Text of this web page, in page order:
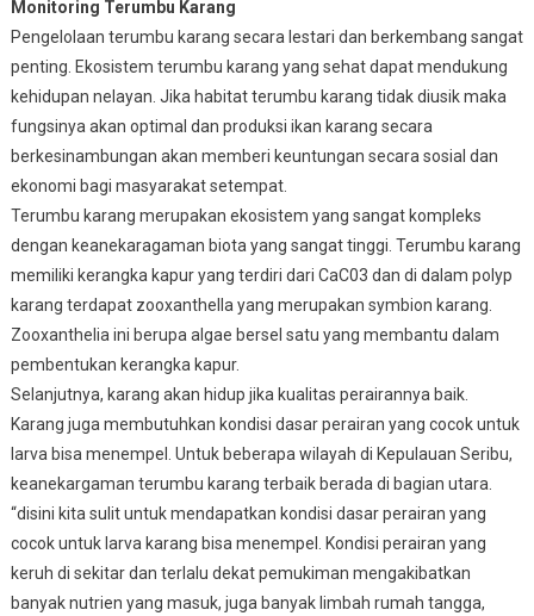
Monitoring Terumbu Karang
Pengelolaan terumbu karang secara lestari dan berkembang sangat
penting. Ekosistem terumbu karang yang sehat dapat mendukung
kehidupan nelayan. Jika habitat terumbu karang tidak diusik maka
fungsinya akan optimal dan produksi ikan karang secara
berkesinambungan akan memberi keuntungan secara sosial dan
ekonomi bagi masyarakat setempat.
Terumbu karang merupakan ekosistem yang sangat kompleks
dengan keanekaragaman biota yang sangat tinggi. Terumbu karang
memiliki kerangka kapur yang terdiri dari CaC03 dan di dalam polyp
karang terdapat zooxanthella yang merupakan symbion karang.
Zooxanthelia ini berupa algae bersel satu yang membantu dalam
pembentukan kerangka kapur.
Selanjutnya, karang akan hidup jika kualitas perairannya baik.
Karang juga membutuhkan kondisi dasar perairan yang cocok untuk
larva bisa menempel. Untuk beberapa wilayah di Kepulauan Seribu,
keanekargaman terumbu karang terbaik berada di bagian utara.
“disini kita sulit untuk mendapatkan kondisi dasar perairan yang
cocok untuk larva karang bisa menempel. Kondisi perairan yang
keruh di sekitar dan terlalu dekat pemukiman mengakibatkan
banyak nutrien yang masuk, juga banyak limbah rumah tangga,